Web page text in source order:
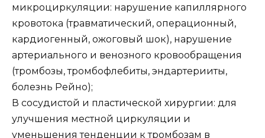
микроциркуляции: нарушение капиллярного
кровотока (травматический, операционный,
кардиогенный, ожоговый шок), нарушение
артериального и венозного кровообращения
(тромбозы, тромбофлебиты, эндартерииты,
болезнь Рейно);
В сосудистой и пластической хирургии: для
улучшения местной циркуляции и
уменьшения тенденции к тромбозам в